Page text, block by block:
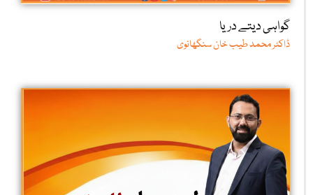
گواہی دیتے دریا
ڈاکٹر محمد طیب خان سنگھانوی